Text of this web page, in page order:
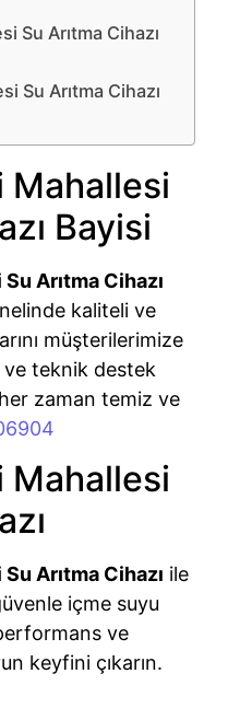
Su Arıtma Cihazı
Su Arıtma Cihazı
Mahallesi
Bayisi
Arıtma Cihazı
kaliteli ve
müşterilerimize
ve teknik destek
zaman temiz ve
Mahallesi
Arıtma Cihazı ile
içme suyu
ve
keyfini çıkarın.